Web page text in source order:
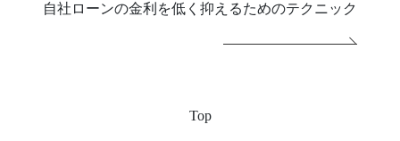
Top
自社ローンの金利を低く抑えるためのテクニック